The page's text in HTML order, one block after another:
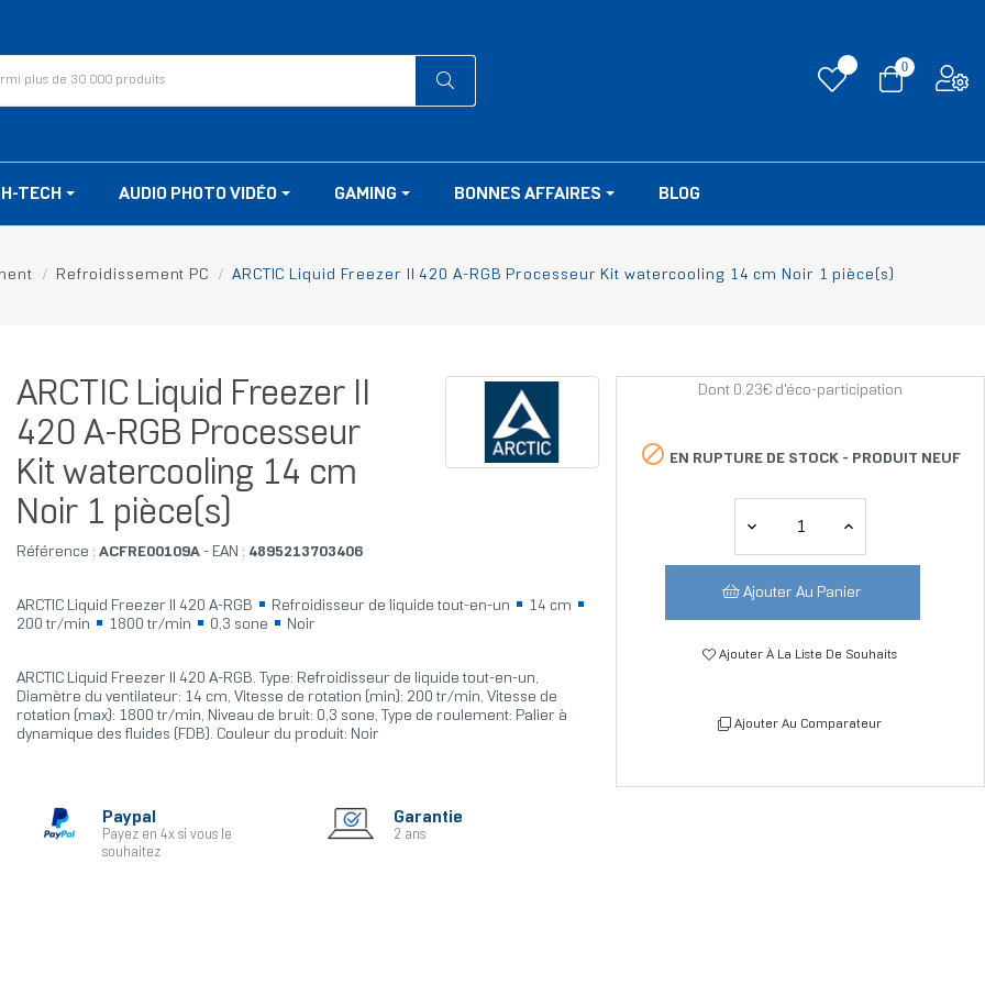
0
TECH AUDIO PHOTO VIDÉO GAMING BONNES AFFAIRES BLOG
Refroidissement PC ARCTIC Liquid Freezer II 420 A-RGB Processeur Kit watercooling 14 cm Noir 1 pièce(s)
ARCTIC Liquid Freezer II
420 A-RGB Processeur
Kit watercooling 14 cm
Noir 1 pièce(s)
Référence : ACFRE00109A- EAN : 4895213703406
ARCTIC Liquid Freezer II 420 A-RGB Refroidisseur de liquide tout-en-un
14 cm
200 tr/min
1800 tr/min 0,3 sone Noir
ARCTIC Liquid Freezer II 420 A-RGB. Type: Refroidisseur de liquide tout-en-un,
Diamètre du ventilateur: 14 cm, Vitesse de rotation (min): 200 tr/min, Vitesse de
rotation (max): 1800 tr/min, Niveau de bruit: 0,3 sone, Type de roulement: Palier à
dynamique des fluides (FDB). Couleur du produit: Noir
Paypal
Payez en 4x si vous le
souhaitez
Garantie
2 ans
Dont 0.23€ d'éco-participation
 EN RUPTURE DE STOCK - PRODUIT NEUF
Ajouter Au Panier
Ajouter À La Liste De Souhaits
Ajouter Au Comparateur